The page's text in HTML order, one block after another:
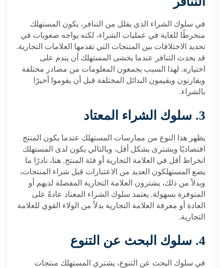
في سلوك الشراء الذي يقلل من التنافر، يكون المستهلك
منخرطًا للغاية في عمليات الشراء، لكنه يواجه صعوبات في
تحديد الاختلافات بين المنتجات التي تقدمها العلامات التجارية.
قد يحدث التنافر عندما يخشى المستهلك أن يندم على
اختياره. لهذا السبب يجمعون المعلومات من مصادر مختلفة
ويقارنون ويقيمون البدائل المختلفة قبل أن يقوموا أخيرًا
بالشراء.
3. سلوك الشراء المعتاد
يظهر هذا النوع من ممارسات المستهلك عندما يكون المنتج
اقتصاديًا ويشترى بشكل أقل، وبالتالي يكون لدى المستهلك
انخراط أقل في العلامة التجارية أو فئة المنتج. هنا، نادرًا ما
يضع المستهلكون العديد من الاعتبارات قبل شراء المنتجات،
وبدلاً من ذلك، يشترون العلامة التجارية المفضلة لديهم أو
المتوفرة بسهولة. يعتمد سلوك الشراء المعتاد عادةً على
العادة أو معرفة العلامة التجارية بدلاً من الولاء القوي للعلامة
التجارية.
4. سلوك البحث عن التنوع
في سلوك البحث عن التنوع، يشتري المستهلك منتجات